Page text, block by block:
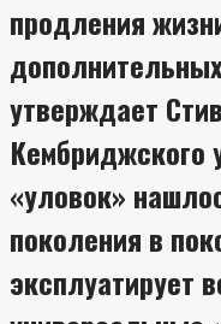
продления
утверждает
Кембриджского
«уловок»
поколения в
эксплуатирует